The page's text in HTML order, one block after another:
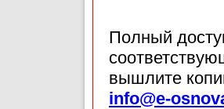
Полный
вышлите
info@e-